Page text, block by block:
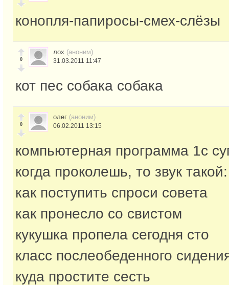
конопля-папиросы-смех-слёзы
0
лох (аноним)
31.03.2011 11:47
кот пес собака собака
0
олег (аноним)
06.02.2011 13:15
компьютерная программа 1с
когда проколешь, то звук
как поступить спроси совета
как пронесло со свистом
кукушка пропела сегодня сто
класс послеобеденного
куда простите сесть